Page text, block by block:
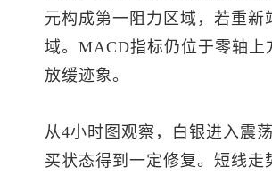
元构成第一阻力区域，若重
域。MACD指标仍位于零轴
放缓迹象。
从4小时图观察，白银进入震
买状态得到一定修复。短线